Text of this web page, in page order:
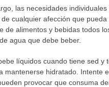
las necesidades
cualquier afección que
de alimentos y bebidas todos
agua que debe beber.
líquidos cuando tiene sed y
mantenerse hidratado. Intente
provocar que consuma